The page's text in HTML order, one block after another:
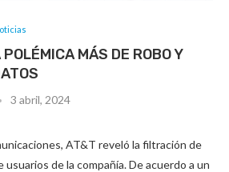
MÁS DE ROBO Y
3 abril, 2024
AT&T reveló la filtración de
de la compañía. De acuerdo a un